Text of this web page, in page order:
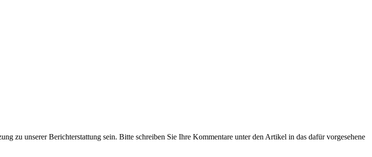
zu unserer Berichterstattung sein. Bitte schreiben Sie Ihre Kommentare unter den Artikel in das dafür vorgesehene